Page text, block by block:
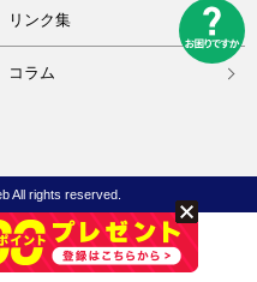
リンク集
コラム
All rights reserved.